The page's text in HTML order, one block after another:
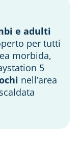
e adulti
per tutti
morbida,
5
nell’area